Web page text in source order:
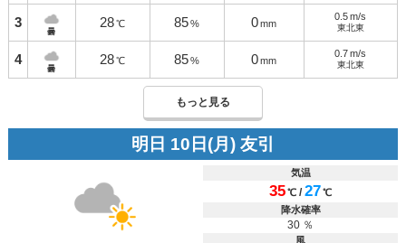
3
曇
28 ℃ 85 % 0 mm
0.5 m/s
東北東
4
曇
28 ℃ 85 % 0 mm
0.7 m/s
東北東
もっと見る
明日 10日(月) 友引
気温
35℃ /27℃
降水確率
30 ％
風